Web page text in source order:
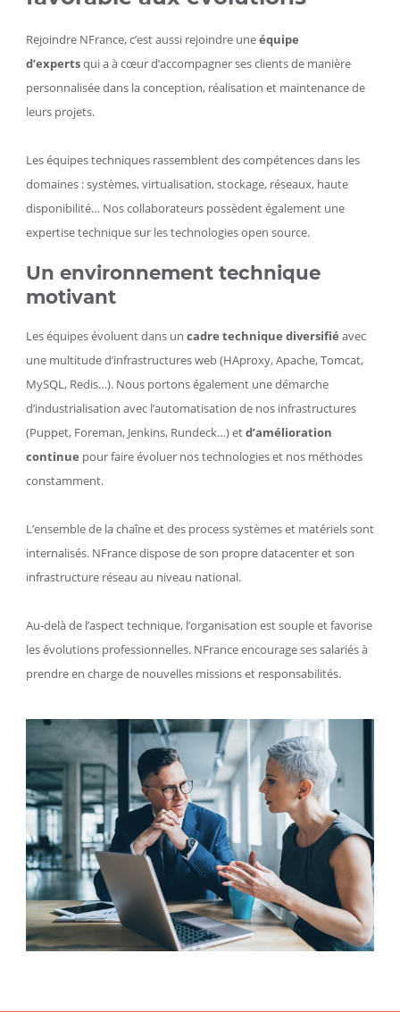
Rejoindre NFrance, c’est aussi rejoindre uneéquipe
d’expertsqui a à cœur d’accompagner ses clients de manière
personnalisée dans la conception, réalisation et maintenance de
leurs projets.
Les équipes techniques rassemblent des compétences dans les
domaines : systèmes, virtualisation, stockage, réseaux, haute
disponibilité… Nos collaborateurs possèdent également une
expertise technique sur les technologies open source.
Un environnement technique
motivant
Les équipes évoluent dans un cadre technique diversifié avec
une multitude d’infrastructures web (HAproxy, Apache, Tomcat,
MySQL, Redis…). Nous portons également une démarche
d’industrialisation avec l’automatisation de nos infrastructures
(Puppet, Foreman, Jenkins, Rundeck…) etd’amélioration
continue pour faire évoluer nos technologies et nos méthodes
constamment.
L’ensemble de la chaîne et des process systèmes et matériels sont
internalisés. NFrance dispose de son propre datacenter et son
infrastructure réseau au niveau national.
Au-delà de l’aspect technique, l’organisation est souple et favorise
les évolutions professionnelles. NFrance encourage ses salariés à
prendre en charge de nouvelles missions et responsabilités.